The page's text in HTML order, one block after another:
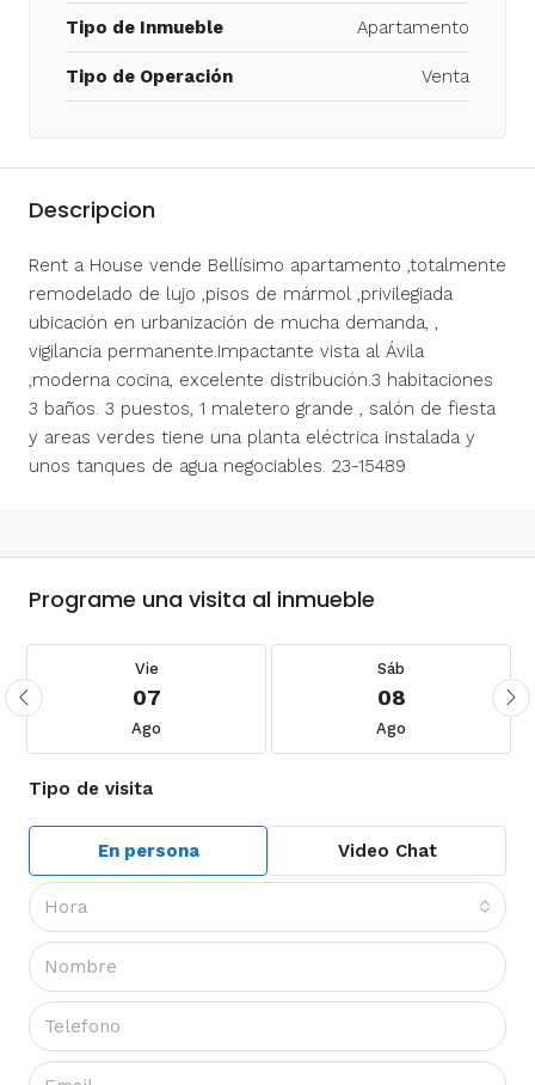
Tipo de Inmueble Apartamento
Tipo de Operación Venta
Descripcion
Rent a House vende Bellísimo apartamento ,totalmente
remodelado de lujo ,pisos de mármol ,privilegiada
ubicación en urbanización de mucha demanda, ,
vigilancia permanente.Impactante vista al Ávila
,moderna cocina, excelente distribución.3 habitaciones
3 baños. 3 puestos, 1 maletero grande , salón de fiesta
y areas verdes tiene una planta eléctrica instalada y
unos tanques de agua negociables. 23-15489
Programe una visita al inmueble
Vie
07
Ago
Sáb
08
Ago
Tipo de visita
En persona Video Chat
Hora